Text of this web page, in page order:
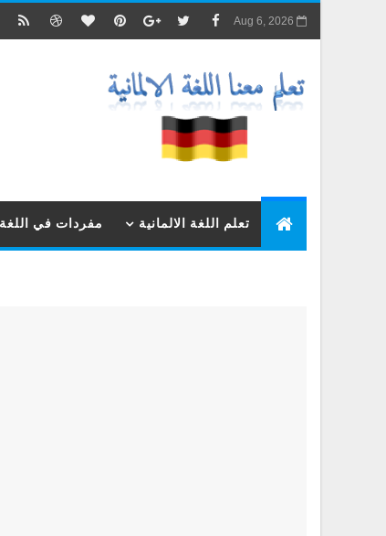
Aug 6, 2026
تعلم اللغة الالمانية مفردات في اللغة